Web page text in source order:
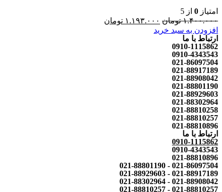
امتیاز 0 از 5
۱.۴۰۰.۰۰۰ تومان ۱.۱۹۳.۰۰۰ تومان
افزودن به سبد خرید
ارتباط با ما
0910-1115862
0910-4343543
021-86097504
021-88917189
021-88908042
021-88801190
021-88929603
021-88302964
021-88810258
021-88810257
021-88810896
ارتباط با ما
0910-1115862
0910-4343543
021-88810896
021-86097504 - 021-88801190
021-88917189 - 021-88929603
021-88908042 - 021-88302964
021-88810257 - 021-88810257